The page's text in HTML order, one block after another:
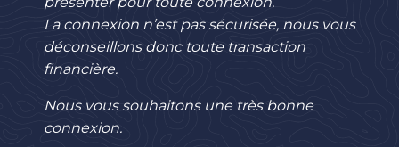
La connexion n’est pas sécurisée, nous vous
déconseillons donc toute transaction
financière.
Nous vous souhaitons une très bonne
connexion.